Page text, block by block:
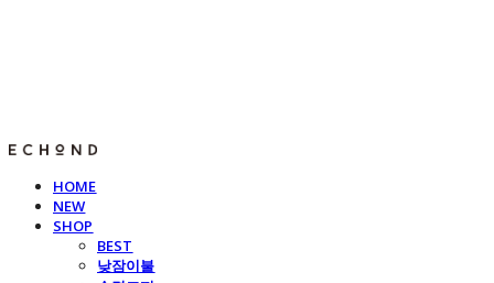
HOME
NEW
SHOP
BEST
낮잠이불